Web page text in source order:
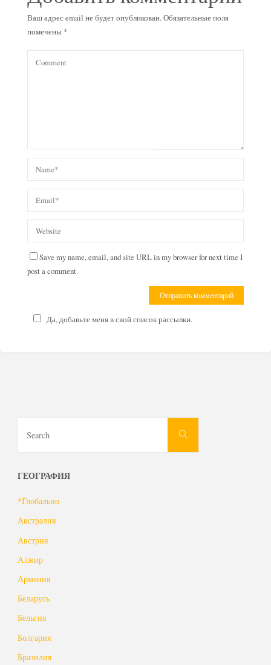
Ваш адрес email не будет опубликован.Обязательные поля
помечены *
Save my name, email, and site URL in my browser for next time I
post a comment.
Да, добавьте меня в свой список рассылки.
Search
ГЕОГРАФИЯ
*Глобально
Австралия
Австрия
Алжир
Армения
Беларусь
Бельгия
Болгария
Бразилия